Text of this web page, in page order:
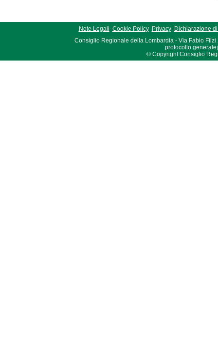
Note Legali Cookie Policy Privacy
Dichiarazione
Consiglio Regionale della Lombardia - Via Fabio Filzi
© Copyright Consiglio